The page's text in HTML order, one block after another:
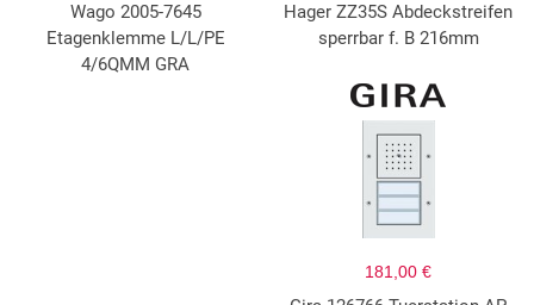
Wago 2005-7645
Etagenklemme L/L/PE
4/6QMM GRA
Hager ZZ35S Abdeckstreifen
sperrbar f. B 216mm
181,00 €